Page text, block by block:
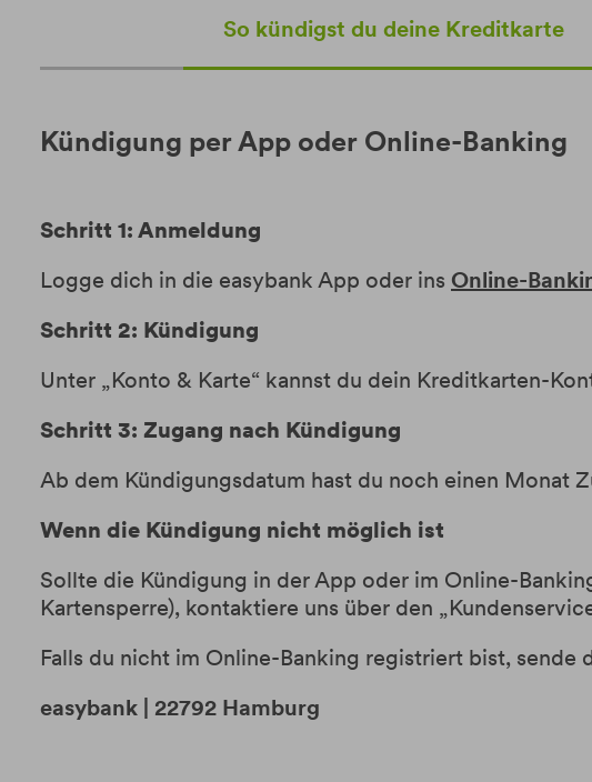
So kündigst du deine Kreditkarte
Kündigung per App oder Online-Banking
Schritt 1: Anmeldung
Logge dich in die easybank App oder ins Online-
Schritt 2: Kündigung
Unter „Konto & Karte“ kannst du dein Kreditkarten-
Schritt 3: Zugang nach Kündigung
Ab dem Kündigungsdatum hast du noch einen Monat
Wenn die Kündigung nicht möglich ist
Sollte die Kündigung in der App oder im Online-
Kartensperre), kontaktiere uns über den
Falls du nicht im Online-Banking registriert bist, sende
easybank | 22792 Hamburg